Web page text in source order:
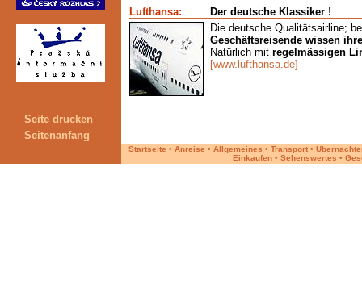
Seite drucken
Seitenanfang
Lufthansa:
Der deutsche Klassiker !
Die deutsche Qualitätsairline;
Geschäftsreisende wissen
Natürlich mit regelmässigen
[www.lufthansa.de]
Startseite • Anreise • Allgemeines • Transport •
Einkaufen• Sehenswertes •